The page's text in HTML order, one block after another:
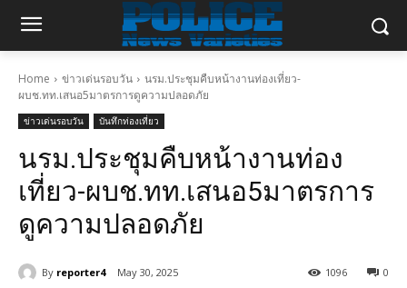
Home ข่าวเด่นรอบวัน
นรม.ประชุมคืบหน้างานท่องเที่ยว-
ผบช.ทท.เสนอ5มาตรการดูความปลอดภัย
ข่าวเด่นรอบวัน บันทึกท่องเที่ยว
นรม.ประชุมคืบหน้างานท่อง
เที่ยว-ผบช.ทท.เสนอ5มาตรการ
ดูความปลอดภัย
By reporter4 May 30, 2025 0
1096